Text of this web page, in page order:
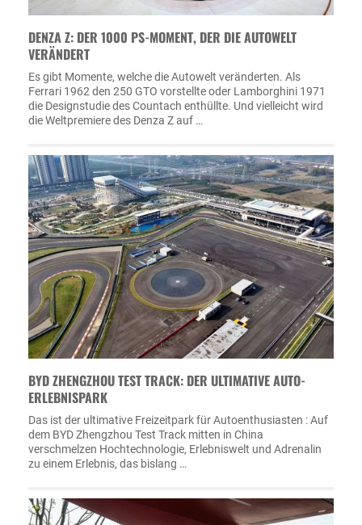
DENZA Z: DER 1000 PS-MOMENT, DER DIE AUTOWELT
VERÄNDERT
Es gibt Momente, welche die Autowelt veränderten. Als
Ferrari 1962 den 250 GTO vorstellte oder Lamborghini 1971
die Designstudie des Countach enthüllte. Und vielleicht wird
die Weltpremiere des Denza Z auf …
BYD ZHENGZHOU TEST TRACK: DER ULTIMATIVE AUTO-
ERLEBNISPARK
Das ist der ultimative Freizeitpark für Autoenthusiasten : Auf
dem BYD Zhengzhou Test Track mitten in China
verschmelzen Hochtechnologie, Erlebniswelt und Adrenalin
zu einem Erlebnis, das bislang …